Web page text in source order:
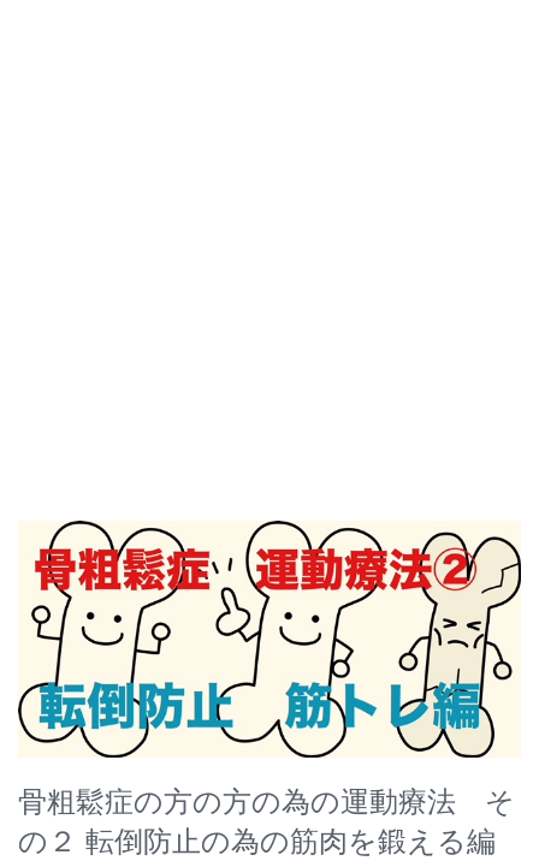
骨粗鬆症の方の方の為の運動療法 そ
の２ 転倒防止の為の筋肉を鍛える編